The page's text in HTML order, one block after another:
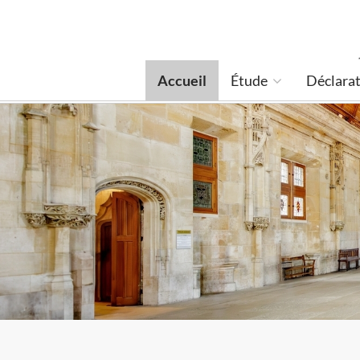
Accueil Étude